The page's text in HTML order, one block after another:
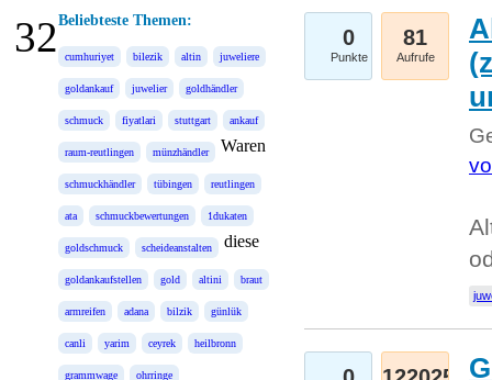
Beliebteste Themen:
cumhuriyet bilezik altin juweliere
goldankauf juwelier goldhändler
schmuck fiyatlari stuttgart ankauf
raum-reutlingen münzhändler
schmuckhändler tübingen reutlingen
ata schmuckbewertungen 1dukaten
goldschmuck scheideanstalten
goldankaufstellen gold altini braut
armreifen adana bilzik günlük
canli yarim ceyrek heilbronn
grammwage ohrringe
Waren
diese
0
Punkte
81
Aufrufe
32